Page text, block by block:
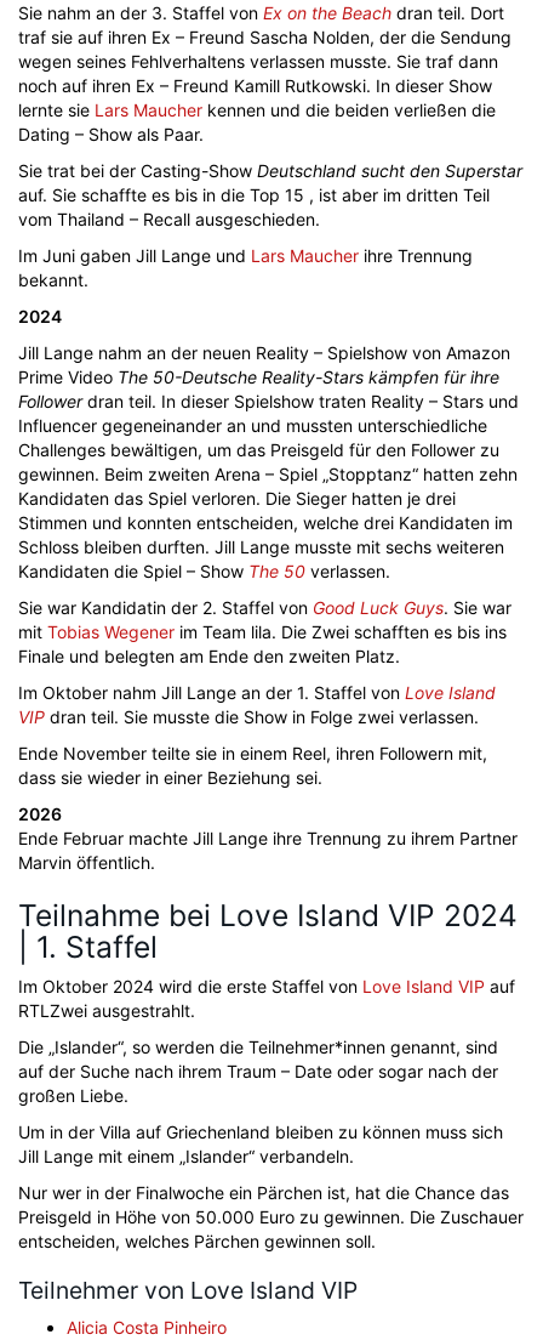
Sie nahm an der 3. Staffel von Ex on the Beach dran teil. Dort
traf sie auf ihren Ex – Freund Sascha Nolden, der die Sendung
wegen seines Fehlverhaltens verlassen musste. Sie traf dann
noch auf ihren Ex – Freund Kamill Rutkowski. In dieser Show
lernte sie Lars Maucher kennen und die beiden verließen die
Dating – Show als Paar.
Sie trat bei der Casting-Show Deutschland sucht den Superstar
auf. Sie schaffte es bis in die Top 15 , ist aber im dritten Teil
vom Thailand – Recall ausgeschieden.
Im Juni gaben Jill Lange und Lars Maucher ihre Trennung
bekannt.
2024
Jill Lange nahm an der neuen Reality – Spielshow von Amazon
Prime Video The 50-Deutsche Reality-Stars kämpfen für ihre
Followerdran teil. In dieser Spielshow traten Reality – Stars und
Influencer gegeneinander an und mussten unterschiedliche
Challenges bewältigen, um das Preisgeld für den Follower zu
gewinnen. Beim zweiten Arena – Spiel „Stopptanz“ hatten zehn
Kandidaten das Spiel verloren. Die Sieger hatten je drei
Stimmen und konnten entscheiden, welche drei Kandidaten im
Schloss bleiben durften. Jill Lange musste mit sechs weiteren
Kandidaten die Spiel – Show The 50 verlassen.
Sie war Kandidatin der 2. Staffel von Good Luck Guys. Sie war
mit Tobias Wegener im Team lila. Die Zwei schafften es bis ins
Finale und belegten am Ende den zweiten Platz.
Im Oktober nahm Jill Lange an der 1. Staffel von Love Island
VIP dran teil. Sie musste die Show in Folge zwei verlassen.
Ende November teilte sie in einem Reel, ihren Followern mit,
dass sie wieder in einer Beziehung sei.
2026
Ende Februar machte Jill Lange ihre Trennung zu ihrem Partner
Marvin öffentlich.
Teilnahme bei Love Island VIP 2024
| 1. Staffel
Im Oktober 2024 wird die erste Staffel von Love Island VIP auf
RTLZwei ausgestrahlt.
Die „Islander“, so werden die Teilnehmer*innen genannt, sind
auf der Suche nach ihrem Traum – Date oder sogar nach der
großen Liebe.
Um in der Villa auf Griechenland bleiben zu können muss sich
Jill Lange mit einem „Islander“ verbandeln.
Nur wer in der Finalwoche ein Pärchen ist, hat die Chance das
Preisgeld in Höhe von 50.000 Euro zu gewinnen. Die Zuschauer
entscheiden, welches Pärchen gewinnen soll.
Teilnehmer von Love Island VIP
Alicia Costa Pinheiro